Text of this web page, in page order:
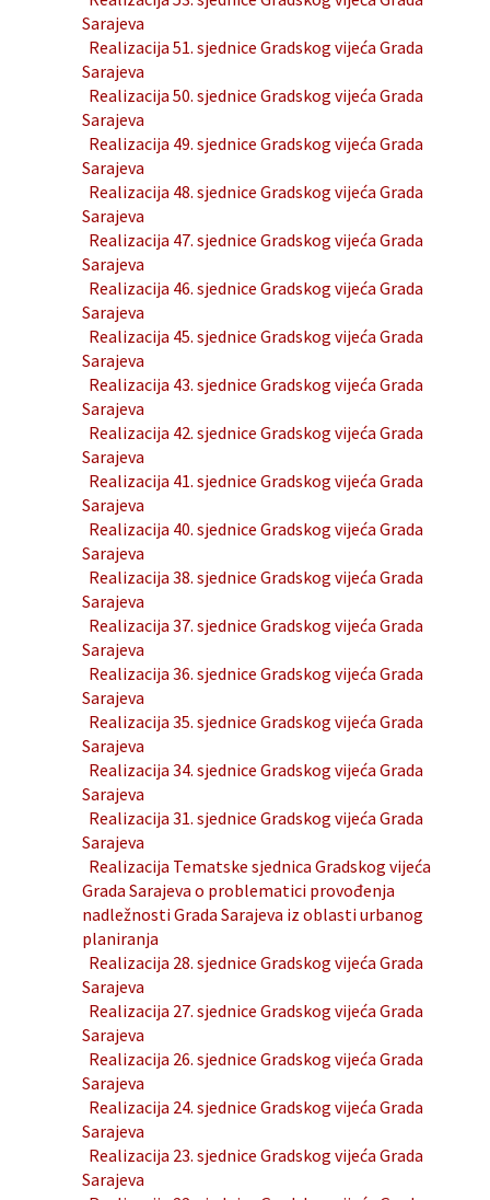
Sarajeva
Realizacija 51. sjednice Gradskog vijeća Grada
Sarajeva
Realizacija 50. sjednice Gradskog vijeća Grada
Sarajeva
Realizacija 49. sjednice Gradskog vijeća Grada
Sarajeva
Realizacija 48. sjednice Gradskog vijeća Grada
Sarajeva
Realizacija 47. sjednice Gradskog vijeća Grada
Sarajeva
Realizacija 46. sjednice Gradskog vijeća Grada
Sarajeva
Realizacija 45. sjednice Gradskog vijeća Grada
Sarajeva
Realizacija 43. sjednice Gradskog vijeća Grada
Sarajeva
Realizacija 42. sjednice Gradskog vijeća Grada
Sarajeva
Realizacija 41. sjednice Gradskog vijeća Grada
Sarajeva
Realizacija 40. sjednice Gradskog vijeća Grada
Sarajeva
Realizacija 38. sjednice Gradskog vijeća Grada
Sarajeva
Realizacija 37. sjednice Gradskog vijeća Grada
Sarajeva
Realizacija 36. sjednice Gradskog vijeća Grada
Sarajeva
Realizacija 35. sjednice Gradskog vijeća Grada
Sarajeva
Realizacija 34. sjednice Gradskog vijeća Grada
Sarajeva
Realizacija 31. sjednice Gradskog vijeća Grada
Sarajeva
Realizacija Tematske sjednica Gradskog vijeća
Grada Sarajeva o problematici provođenja
nadležnosti Grada Sarajeva iz oblasti urbanog
planiranja
Realizacija 28. sjednice Gradskog vijeća Grada
Sarajeva
Realizacija 27. sjednice Gradskog vijeća Grada
Sarajeva
Realizacija 26. sjednice Gradskog vijeća Grada
Sarajeva
Realizacija 24. sjednice Gradskog vijeća Grada
Sarajeva
Realizacija 23. sjednice Gradskog vijeća Grada
Sarajeva